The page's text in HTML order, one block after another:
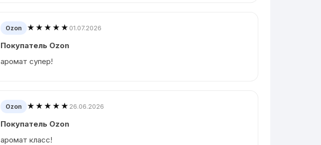
Ozon ★★★★★ 01.07.2026
Покупатель Ozon
аромат супер!
Ozon ★★★★★ 26.06.2026
Покупатель Ozon
аромат класс!